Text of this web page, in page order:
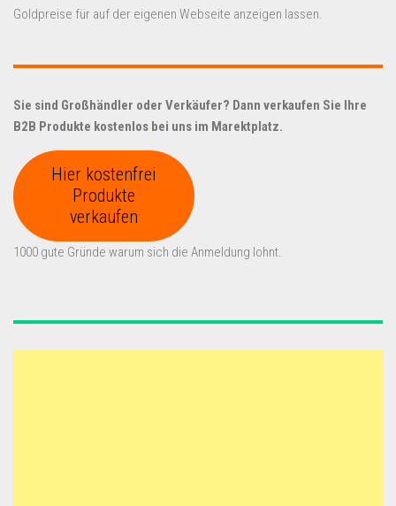
Goldpreise für auf der eigenen Webseite anzeigen lassen.
Sie sind Großhändler oder Verkäufer? Dann verkaufen Sie Ihre
B2B Produkte kostenlos bei uns im Marektplatz.
Hier kostenfrei
Produkte
verkaufen
1000 gute Gründe warum sich die Anmeldung lohnt.